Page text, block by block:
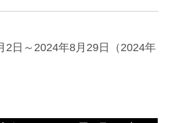
2日～2024年8月29日（2024年